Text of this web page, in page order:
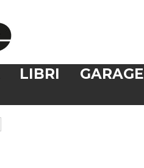
LIBRI GARAGE